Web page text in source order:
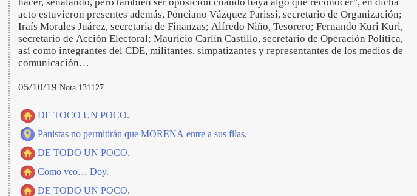
acto estuvieron presentes además, Ponciano Vázquez Parissi, secretario de Organización;
Iraís Morales Juárez, secretaria de Finanzas; Alfredo Niño, Tesorero; Fernando Kuri Kuri,
secretario de Acción Electoral; Mauricio Carlín Castillo, secretario de Operación Política,
así como integrantes del CDE, militantes, simpatizantes y representantes de los medios de
comunicación…
05/10/19 Nota 131127
DE TOCO UN POCO.
Panistas no permitirán que MORENA entre a sus filas.
DE TODO UN POCO.
Como veo… Doy.
DE TODO UN POCO.